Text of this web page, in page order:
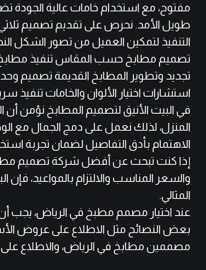
مفتوح، مع استخدام خامات عالية الجودة
التنفيذ لتمكين العميل من تصور الشكل
تصميم مطابخ حسب المقاس تنفيذ
تجديد وتطوير المطابخ القديمة تصميم
استشارات اختيار الألوان والخامات
في البيت الأنيق لتصميم المطابخ نؤمن
المنزل، لذلك نعمل على دمج الجمال مع
الاهتمام بأدق التفاصيل لضمان تجربة
إذا كنت تبحث عن أفضل شركة تصميم
والسعر المناسب والالتزام بالمواعيد، فإن
المثالي.
عند اختيار مصمم مطبخ في الرياض، يجب
بعض النصائح مثل الاطلاع على عروض
مصممين مطابخ في الرياض، والاطلاع على